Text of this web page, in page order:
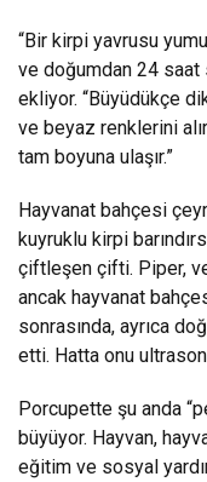
“Bir kirpi yavrusu
ve doğumdan 24 saat
ekliyor. “Büyüdükçe
ve beyaz renklerini
tam boyuna ulaşır.”
Hayvanat bahçesi
kuyruklu kirpi
çiftleşen çifti. Piper,
ancak hayvanat
sonrasında, ayrıca
etti. Hatta onu
Porcupette şu anda
büyüyor. Hayvan,
eğitim ve sosyal